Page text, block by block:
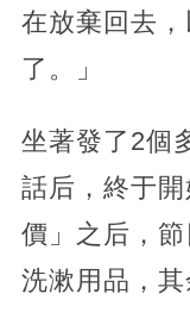
在放棄回去
了。」
坐著發了2個
話后，終于
價」之后，
洗漱用品，其